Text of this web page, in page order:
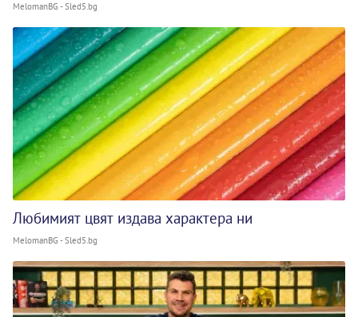
MelomanBG - Sled5.bg
Любимият цвят издава характера ни
MelomanBG - Sled5.bg